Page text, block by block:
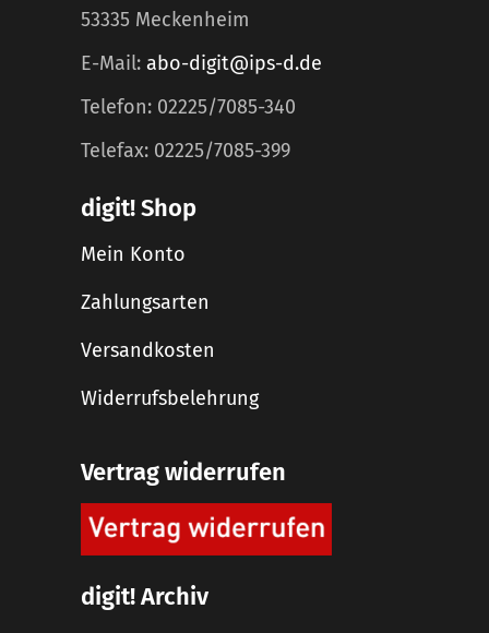
53335 Meckenheim
E-Mail: abo-digit@ips-d.de
Telefon: 02225/7085-340
Telefax: 02225/7085-399
digit! Shop
Mein Konto
Zahlungsarten
Versandkosten
Widerrufsbelehrung
Vertrag widerrufen
digit! Archiv